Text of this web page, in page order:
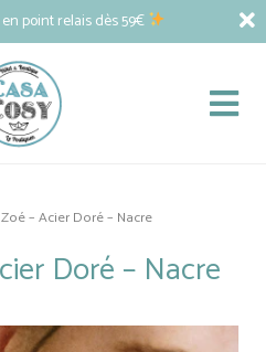
point relais dès 59€
– Acier Doré – Nacre
Doré – Nacre